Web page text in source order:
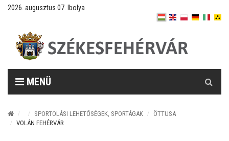
2026. augusztus 07. Ibolya
MENÜ
SPORTOLÁSI LEHETŐSÉGEK, SPORTÁGAK
ÖTTUSA
VOLÁN FEHÉRVÁR